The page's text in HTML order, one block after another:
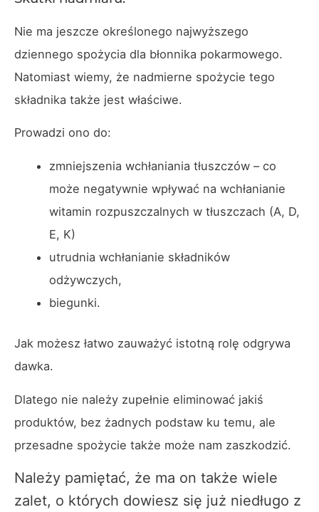
Nie ma jeszcze określonego najwyższego
dziennego spożycia dla błonnika pokarmowego.
Natomiast wiemy, że nadmierne spożycie tego
składnika także jest właściwe.
Prowadzi ono do:
zmniejszenia wchłaniania tłuszczów – co
może negatywnie wpływać na wchłanianie
witamin rozpuszczalnych w tłuszczach (A, D,
E, K)
utrudnia wchłanianie składników
odżywczych,
biegunki.
Jak możesz łatwo zauważyć istotną rolę odgrywa
dawka.
Dlatego nie należy zupełnie eliminować jakiś
produktów, bez żadnych podstaw ku temu, ale
przesadne spożycie także może nam zaszkodzić.
Należy pamiętać, że ma on także wiele
zalet, o których dowiesz się już niedługo z